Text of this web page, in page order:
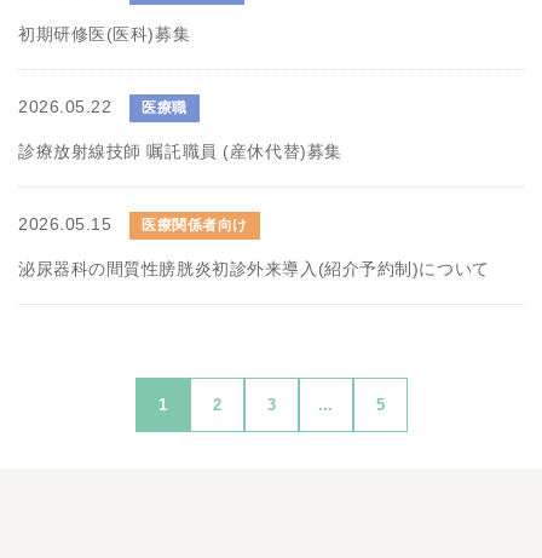
初期研修医(医科)募集
2026.05.22 医療職
診療放射線技師 嘱託職員 (産休代替)募集
2026.05.15 医療関係者向け
泌尿器科の間質性膀胱炎初診外来導入(紹介予約制)について
1 2 3 ... 5